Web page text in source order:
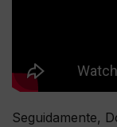
Seguidamente,